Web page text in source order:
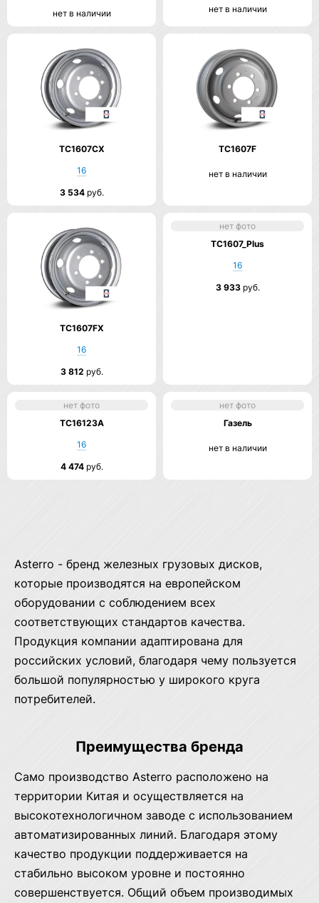
нет в наличии нет в наличии
TC1607CX
16
3 534руб.
TC1607F
нет в наличии
TC1607FX
16
3 812 руб.
нет фото
TC1607_Plus
16
3 933руб.
нет фото
TC16123A
16
4 474руб.
нет фото
Газель
нет в наличии
Asterro - бренд железных грузовых дисков,
которые производятся на европейском
оборудовании с соблюдением всех
соответствующих стандартов качества.
Продукция компании адаптирована для
российских условий, благодаря чему пользуется
большой популярностью у широкого круга
потребителей.
Преимущества бренда
Само производство Asterro расположено на
территории Китая и осуществляется на
высокотехнологичном заводе с использованием
автоматизированных линий. Благодаря этому
качество продукции поддерживается на
стабильно высоком уровне и постоянно
совершенствуется. Общий объем производимых